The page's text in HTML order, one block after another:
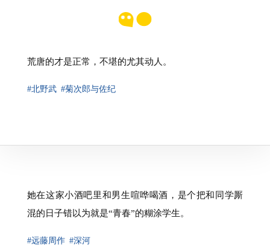
荒唐的才是正常，不堪的尤其动人。
#北野武 #菊次郎与佐纪
她在这家小酒吧里和男生喧哗喝酒，是个把和同学厮
混的日子错以为就是“青春”的糊涂学生。
#远藤周作 #深河